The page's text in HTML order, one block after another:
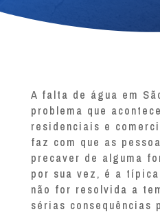
A falta de água em
problema que
residenciais e
faz com que as
precaver de alguma
por sua vez, é a
não for resolvida a
sérias consequências